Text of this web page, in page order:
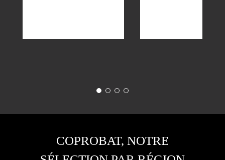
COPROBAT, NOTRE